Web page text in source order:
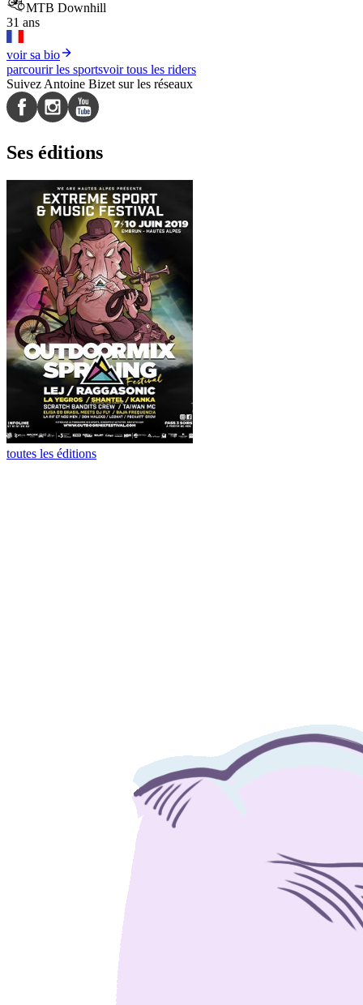
MTB Downhill
31 ans
voir sa bio
parcourir les sportsvoir tous les riders
Suivez Antoine Bizet sur les réseaux
Ses éditions
toutes les éditions